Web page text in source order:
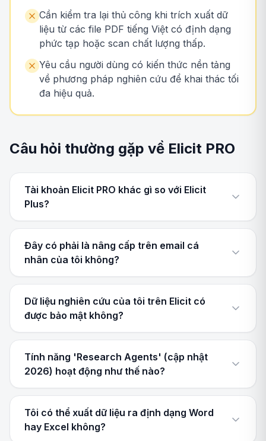
Cần kiểm tra lại thủ công khi trích xuất dữ
liệu từ các file PDF tiếng Việt có định dạng
phức tạp hoặc scan chất lượng thấp.
Yêu cầu người dùng có kiến thức nền tảng
về phương pháp nghiên cứu để khai thác tối
đa hiệu quả.
Câu hỏi thường gặp về Elicit PRO
Tài khoản Elicit PRO khác gì so với Elicit
Plus?
Đây có phải là nâng cấp trên email cá
nhân của tôi không?
Dữ liệu nghiên cứu của tôi trên Elicit có
được bảo mật không?
Tính năng 'Research Agents' (cập nhật
2026) hoạt động như thế nào?
Tôi có thể xuất dữ liệu ra định dạng Word
hay Excel không?